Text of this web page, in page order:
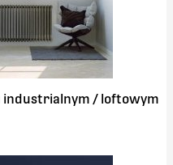
industrialnym / loftowym